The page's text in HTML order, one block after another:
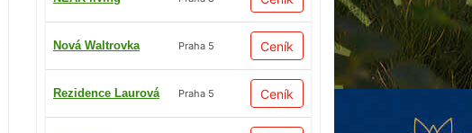
Nová Waltrovka Praha 5 Ceník
Rezidence Laurová Praha 5 Ceník